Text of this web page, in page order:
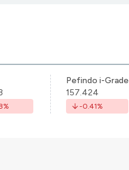
%
Pefindo i-Grade
157.424
-0.41%